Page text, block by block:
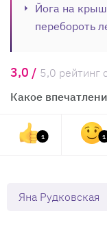
Йога на
перебороть
3,0 / 5,0 рейтинг
Какое
1 1
Яна Рудковская